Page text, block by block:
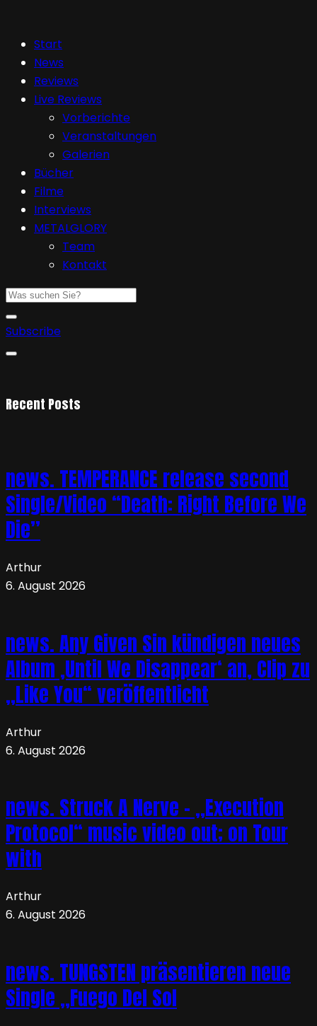
Start
News
Reviews
Live Reviews
Vorberichte
Veranstaltungen
Galerien
Bücher
Filme
Interviews
METALGLORY
Team
Kontakt
Subscribe
Recent Posts
news. TEMPERANCE release second
Single/Video “Death: Right Before We
Die”
Arthur
6. August 2026
news. Any Given Sin kündigen neues
Album ‚Until We Disappear‘ an, Clip zu
„Like You“ veröffentlicht
Arthur
6. August 2026
news. Struck A Nerve – „Execution
Protocol“ music video out; on Tour
with
Arthur
6. August 2026
news. TUNGSTEN präsentieren neue
Single „Fuego Del Sol